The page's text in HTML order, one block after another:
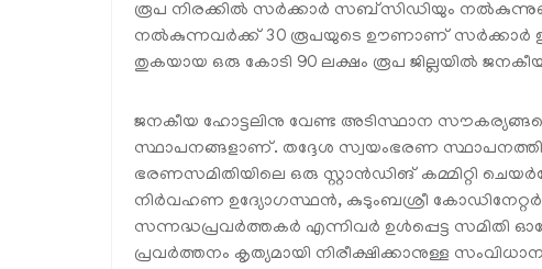
രൂപ നിരക്കില്‍ സര്‍ക്കാര്‍ സബ്‌സിഡിയും
നല്‍കുന്നവര്‍ക്ക് 30 രൂപയുടെ ഊണാണ് സര്‍ക്കാര്‍
തുകയായ ഒരു കോടി 90 ലക്ഷം രൂപ ജില്ലയില്‍
ജനകീയ ഹോട്ടലിനു വേണ്ട അടിസ്ഥാന
സ്ഥാപനങ്ങളാണ്. തദ്ദേശ സ്വയംഭരണ
ഭരണസമിതിയിലെ ഒരു സ്റ്റാന്‍ഡിങ് കമ്മിറ്റി
നിര്‍വഹണ ഉദ്യോഗസ്ഥന്‍, കുടുംബശ്രീ
സന്നദ്ധപ്രവര്‍ത്തകര്‍ എന്നിവര്‍ ഉള്‍പ്പെട്ട സമിതി
പ്രവര്‍ത്തനം കൃത്യമായി നിരീക്ഷിക്കാനുള്ള